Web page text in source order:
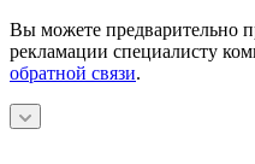
Вы можете предварительно
рекламации специалисту
обратной связи.